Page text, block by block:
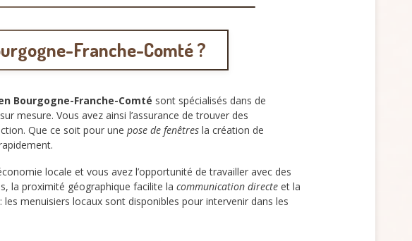
Franche-Comté ?
Bourgogne-Franche-Comté sont spécialisés dans de
mesure. Vous avez ainsi l’assurance de trouver des
Que ce soit pour une pose de fenêtres la création de
locale et vous avez l’opportunité de travailler avec des
la proximité géographique facilite la communication directe et la
menuisiers locaux sont disponibles pour intervenir dans les